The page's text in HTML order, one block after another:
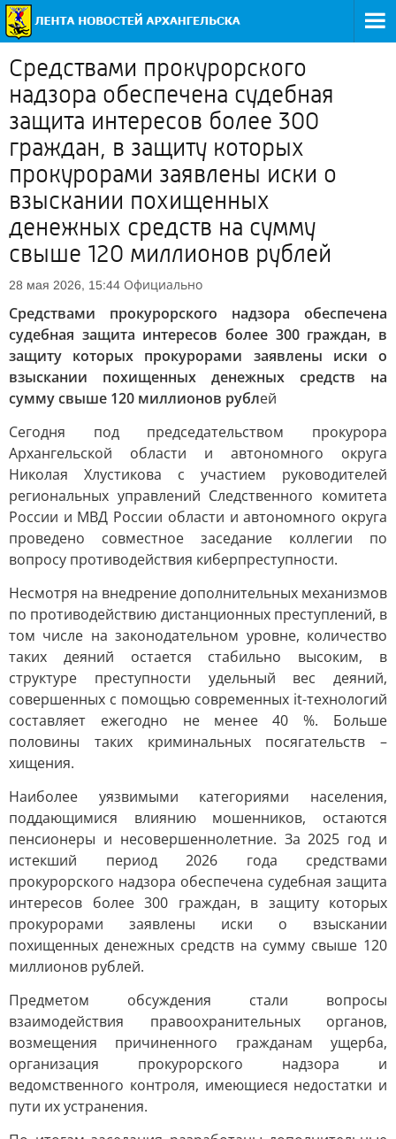
Средствами прокурорского
надзора обеспечена судебная
защита интересов более 300
граждан, в защиту которых
прокурорами заявлены иски о
взыскании похищенных
денежных средств на сумму
свыше 120 миллионов рублей
28 мая 2026, 15:44 Официально
Средствами прокурорского надзора обеспечена
судебная защита интересов более 300 граждан, в
защиту которых прокурорами заявлены иски о
взыскании похищенных денежных средств на
сумму свыше 120 миллионов рублей
Сегодня под председательством прокурора
Архангельской области и автономного округа
Николая Хлустикова с участием руководителей
региональных управлений Следственного комитета
России и МВД России области и автономного округа
проведено совместное заседание коллегии по
вопросу противодействия киберпреступности.
Несмотря на внедрение дополнительных механизмов
по противодействию дистанционных преступлений, в
том числе на законодательном уровне, количество
таких деяний остается стабильно высоким, в
структуре преступности удельный вес деяний,
совершенных с помощью современных it-технологий
составляет ежегодно не менее 40 %. Больше
половины таких криминальных посягательств –
хищения.
Наиболее уязвимыми категориями населения,
поддающимися влиянию мошенников, остаются
пенсионеры и несовершеннолетние. За 2025 год и
истекший период 2026 года средствами
прокурорского надзора обеспечена судебная защита
интересов более 300 граждан, в защиту которых
прокурорами заявлены иски о взыскании
похищенных денежных средств на сумму свыше 120
миллионов рублей.
Предметом обсуждения стали вопросы
взаимодействия правоохранительных органов,
возмещения причиненного гражданам ущерба,
организация прокурорского надзора и
ведомственного контроля, имеющиеся недостатки и
пути их устранения.